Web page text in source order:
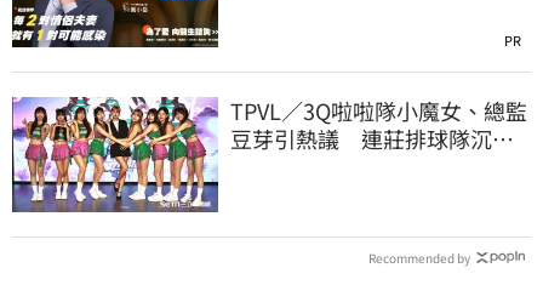
PR
TPVL／3Q啦啦隊小魔女、總監
豆芽引熱議 連莊排球隊沉默6
Recommended by